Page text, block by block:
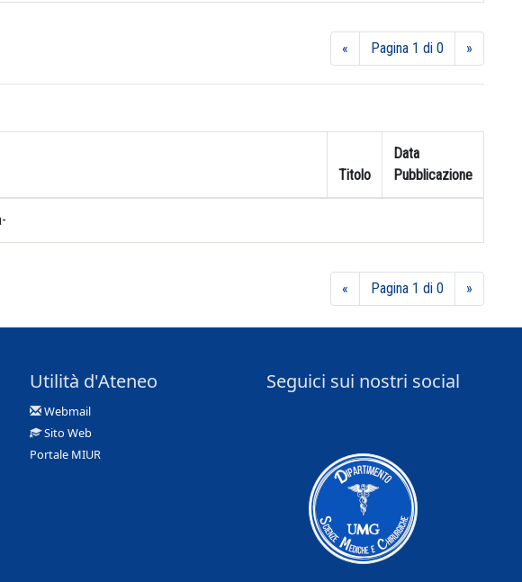
« Pagina 1 di 0 »
Titolo
Data
Pubblicazione
« Pagina 1 di 0 »
Utilità d'Ateneo
Webmail
Sito Web
Portale MIUR
Seguici sui nostri social